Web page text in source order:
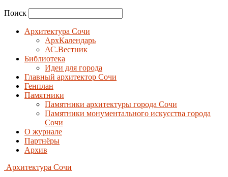
Поиск
Архитектура Сочи
АрхКалендарь
АС.Вестник
Библиотека
Идеи для города
Главный архитектор Сочи
Генплан
Памятники
Памятники архитектуры города Сочи
Памятники монументального искусства города
Сочи
О журнале
Партнёры
Архив
Архитектура Сочи